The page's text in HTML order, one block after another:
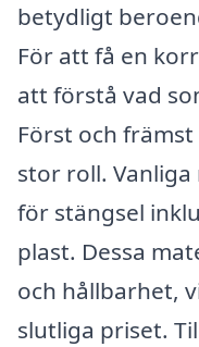
betydligt
För att få en
att förstå vad
Först och
stor roll.
för stängsel
plast. Dessa
och hållbarhet,
slutliga priset.